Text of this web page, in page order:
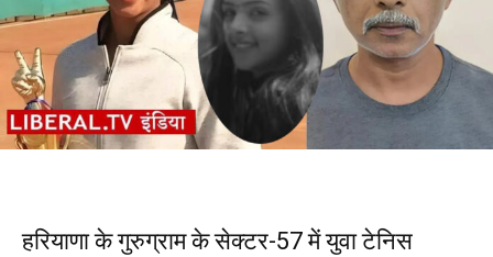
हरियाणा के गुरुग्राम के सेक्टर-57 में युवा टेनिस